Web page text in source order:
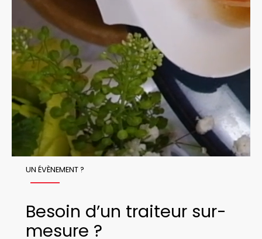
UN ÉVÈNEMENT ?
Besoin d’un traiteur sur-
mesure ?